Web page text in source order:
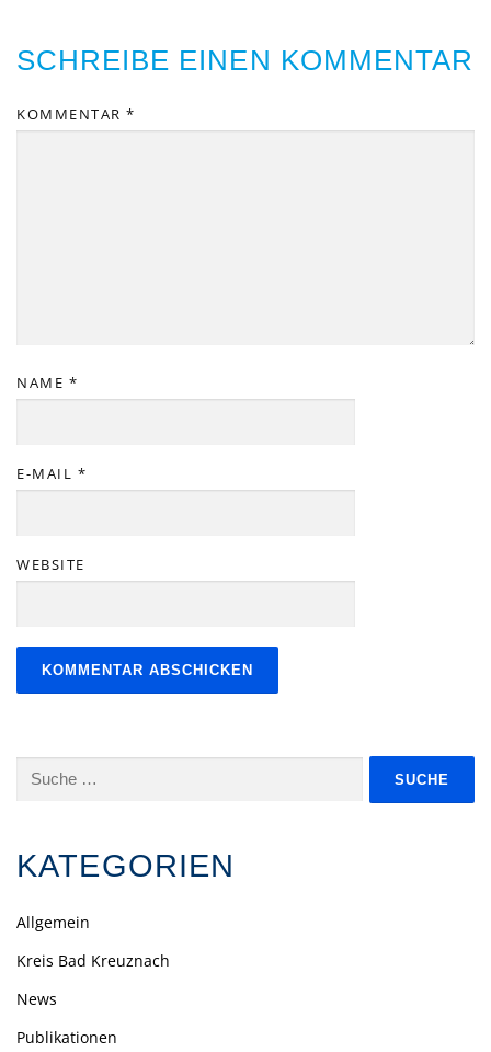
SCHREIBE EINEN KOMMENTAR
KOMMENTAR *
NAME *
E-MAIL *
WEBSITE
Suche
KATEGORIEN
Allgemein
Kreis Bad Kreuznach
News
Publikationen